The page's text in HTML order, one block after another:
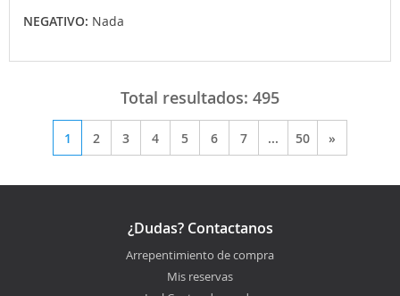
NEGATIVO: Nada
Total resultados: 495
1 2 3 4 5 6 7 ... 50 »
¿Dudas? Contactanos
Arrepentimiento de compra
Mis reservas